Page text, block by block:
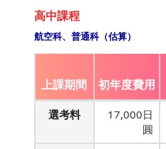
高中課程
航空科、普通科（估算）
上課期間 初年度費用
選考料
17,000日
圓